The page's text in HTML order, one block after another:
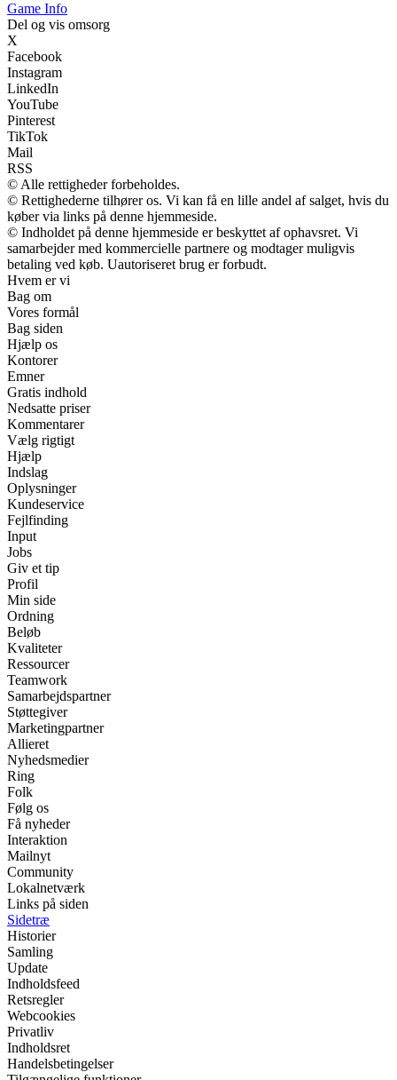
Game Info
Del og vis omsorg
X
Facebook
Instagram
LinkedIn
YouTube
Pinterest
TikTok
Mail
RSS
© Alle rettigheder forbeholdes.
© Rettighederne tilhører os. Vi kan få en lille andel af salget, hvis du
køber via links på denne hjemmeside.
© Indholdet på denne hjemmeside er beskyttet af ophavsret. Vi
samarbejder med kommercielle partnere og modtager muligvis
betaling ved køb. Uautoriseret brug er forbudt.
Hvem er vi
Bag om
Vores formål
Bag siden
Hjælp os
Kontorer
Emner
Gratis indhold
Nedsatte priser
Kommentarer
Vælg rigtigt
Hjælp
Indslag
Oplysninger
Kundeservice
Fejlfinding
Input
Jobs
Giv et tip
Profil
Min side
Ordning
Beløb
Kvaliteter
Ressourcer
Teamwork
Samarbejdspartner
Støttegiver
Marketingpartner
Allieret
Nyhedsmedier
Ring
Folk
Følg os
Få nyheder
Interaktion
Mailnyt
Community
Lokalnetværk
Links på siden
Sidetræ
Historier
Samling
Update
Indholdsfeed
Retsregler
Webcookies
Privatliv
Indholdsret
Handelsbetingelser